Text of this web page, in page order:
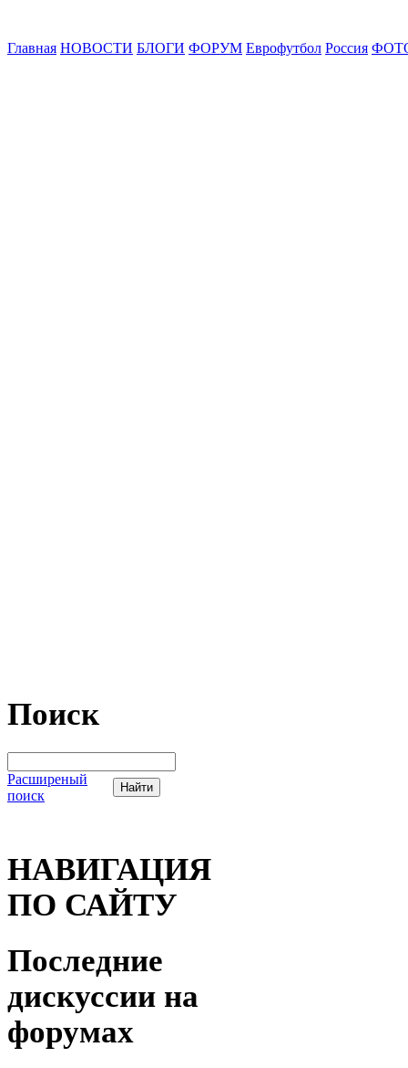
Главная НОВОСТИ БЛОГИ ФОРУМ Еврофутбол Россия
Поиск
Расширеный
поиск
НАВИГАЦИЯ
ПО САЙТУ
Последние
дискуссии на
форумах